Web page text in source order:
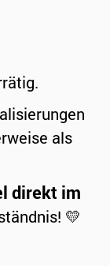
als
direkt im
💛